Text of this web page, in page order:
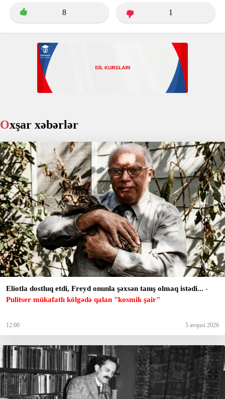
8 1
Oxşar xəbərlər
Eliotla dostluq etdi, Freyd onunla şəxsən tanış olmaq istədi... -
Pulitser mükafatlı kölgədə qalan "kosmik şair"
12:00 5 avqust 2026